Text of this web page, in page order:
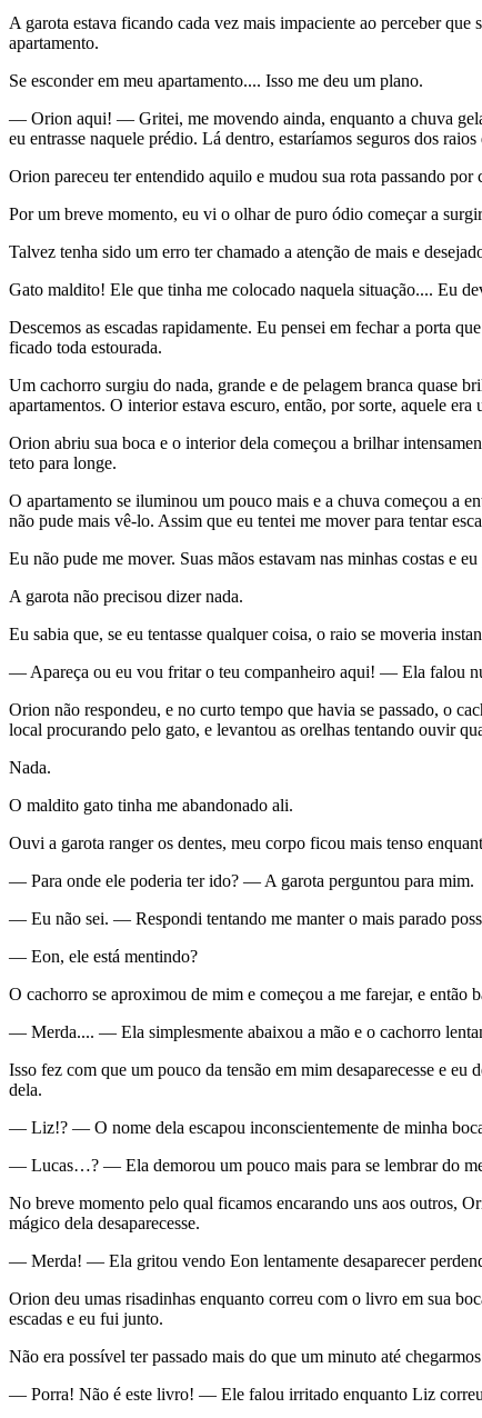
A garota estava ficando cada vez mais impaciente ao perceber
apartamento.
Se esconder em meu apartamento.... Isso me deu um plano.
— Orion aqui! — Gritei, me movendo ainda, enquanto a chuva
eu entrasse naquele prédio. Lá dentro, estaríamos seguros dos
Orion pareceu ter entendido aquilo e mudou sua rota passando
Por um breve momento, eu vi o olhar de puro ódio começar a
Talvez tenha sido um erro ter chamado a atenção de mais e
Gato maldito! Ele que tinha me colocado naquela situação.... Eu
Descemos as escadas rapidamente. Eu pensei em fechar a porta
ficado toda estourada.
Um cachorro surgiu do nada, grande e de pelagem branca quase
apartamentos. O interior estava escuro, então, por sorte, aquele era
Orion abriu sua boca e o interior dela começou a brilhar
teto para longe.
O apartamento se iluminou um pouco mais e a chuva começou a
não pude mais vê-lo. Assim que eu tentei me mover para tentar
Eu não pude me mover. Suas mãos estavam nas minhas costas e
A garota não precisou dizer nada.
Eu sabia que, se eu tentasse qualquer coisa, o raio se moveria
— Apareça ou eu vou fritar o teu companheiro aqui! — Ela falou
Orion não respondeu, e no curto tempo que havia se passado, o
local procurando pelo gato, e levantou as orelhas tentando ouvir
Nada.
O maldito gato tinha me abandonado ali.
Ouvi a garota ranger os dentes, meu corpo ficou mais tenso
— Para onde ele poderia ter ido? — A garota perguntou para mim.
— Eu não sei. — Respondi tentando me manter o mais parado
— Eon, ele está mentindo?
O cachorro se aproximou de mim e começou a me farejar, e então
— Merda.... — Ela simplesmente abaixou a mão e o cachorro
Isso fez com que um pouco da tensão em mim desaparecesse e eu
dela.
— Liz!? — O nome dela escapou inconscientemente de minha
— Lucas…? — Ela demorou um pouco mais para se lembrar do
No breve momento pelo qual ficamos encarando uns aos outros,
mágico dela desaparecesse.
— Merda! — Ela gritou vendo Eon lentamente desaparecer
Orion deu umas risadinhas enquanto correu com o livro em sua
escadas e eu fui junto.
Não era possível ter passado mais do que um minuto até
— Porra! Não é este livro! — Ele falou irritado enquanto Liz correu